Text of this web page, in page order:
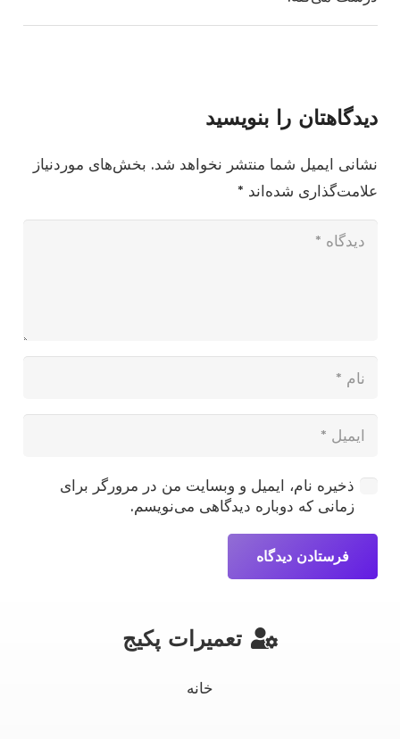
دیدگاهتان را بنویسید
نشانی ایمیل شما منتشر نخواهد شد. بخش‌های موردنیاز
علامت‌گذاری شده‌اند *
ذخیره نام، ایمیل و وبسایت من در مرورگر برای
زمانی که دوباره دیدگاهی می‌نویسم.
فرستادن دیدگاه
تعمیرات پکیج
خانه